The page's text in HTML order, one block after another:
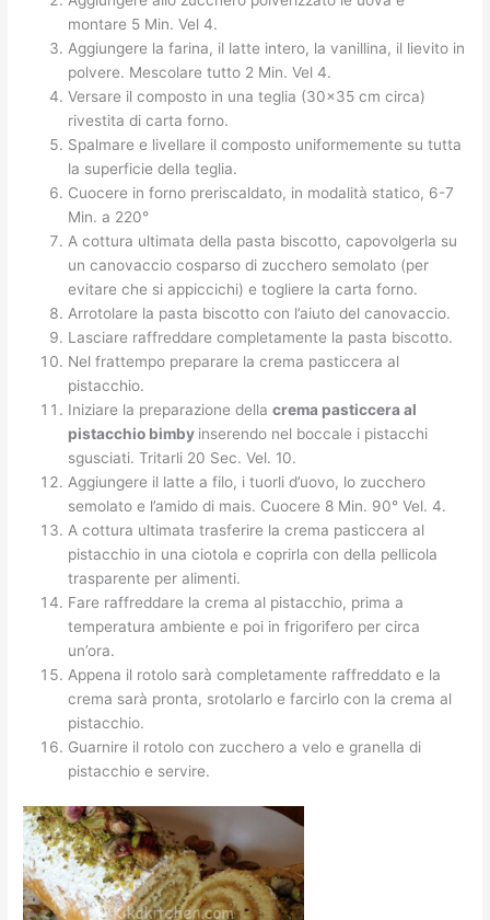
montare 5 Min. Vel 4.
Aggiungere la farina, il latte intero, la vanillina, il lievito in
polvere. Mescolare tutto 2 Min. Vel 4.
Versare il composto in una teglia (30×35 cm circa)
rivestita di carta forno.
Spalmare e livellare il composto uniformemente su tutta
la superficie della teglia.
Cuocere in forno preriscaldato, in modalità statico, 6-7
Min. a 220°
A cottura ultimata della pasta biscotto, capovolgerla su
un canovaccio cosparso di zucchero semolato (per
evitare che si appiccichi) e togliere la carta forno.
Arrotolare la pasta biscotto con l’aiuto del canovaccio.
Lasciare raffreddare completamente la pasta biscotto.
Nel frattempo preparare la crema pasticcera al
pistacchio.
Iniziare la preparazione dellacrema pasticcera al
pistacchio bimby inserendo nel boccale i pistacchi
sgusciati. Tritarli 20 Sec. Vel. 10.
Aggiungere il latte a filo, i tuorli d’uovo, lo zucchero
semolato e l’amido di mais. Cuocere 8 Min. 90° Vel. 4.
A cottura ultimata trasferire la crema pasticcera al
pistacchio in una ciotola e coprirla con della pellicola
trasparente per alimenti.
Fare raffreddare la crema al pistacchio, prima a
temperatura ambiente e poi in frigorifero per circa
un’ora.
Appena il rotolo sarà completamente raffreddato e la
crema sarà pronta, srotolarlo e farcirlo con la crema al
pistacchio.
Guarnire il rotolo con zucchero a velo e granella di
pistacchio e servire.